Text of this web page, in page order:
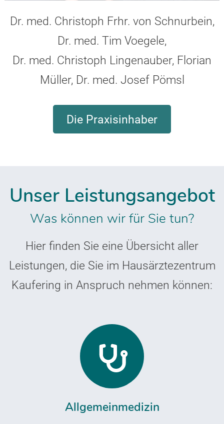
Dr. med. Christoph Frhr. von Schnurbein,
Dr. med. Tim Voegele,
Dr. med. Christoph Lingenauber, Florian
Müller, Dr. med. Josef Pömsl
Die Praxisinhaber
Unser Leistungsangebot
Was können wir für Sie tun?
Hier finden Sie eine Übersicht aller
Leistungen, die Sie im Hausärztezentrum
Kaufering in Anspruch nehmen können:
Allgemeinmedizin